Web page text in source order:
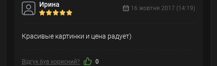
Ирина 16 жовтня 2017 (14:19)
Красивые картинки и цена радует)
Відгук був корисний? 0